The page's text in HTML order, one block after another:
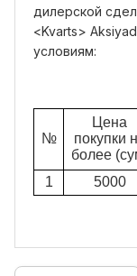
дилерской
<Kvarts>
условиям:
№
Цена
покупки
более
1 5000